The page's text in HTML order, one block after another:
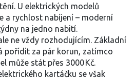
U elektrických modelů
a rychlost nabíjení – moderní
na jedno nabití.
ne vždy rozhodujícím. Základní
pořídit za pár korun, zatímco
může stát přes 3000 Kč.
kartáčku se však